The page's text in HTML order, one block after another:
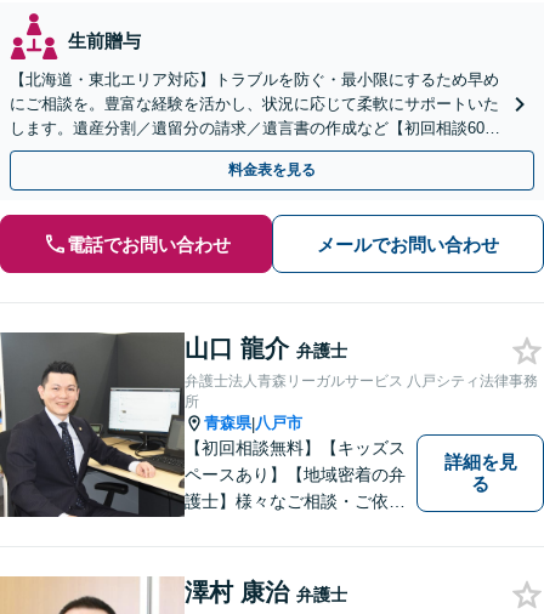
生前贈与
【北海道・東北エリア対応】トラブルを防ぐ・最小限にするため早め
にご相談を。豊富な経験を活かし、状況に応じて柔軟にサポートいた
します。遺産分割／遺留分の請求／遺言書の作成など【初回相談60分
無料】【オンライン相談可能】
料金表を見る
電話でお問い合わせ メールでお問い合わせ
山口 龍介 弁護士
弁護士法人青森リーガルサービス 八戸シティ法律事務
所
青森県|八戸市
【初回相談無料】【キッズス
ペースあり】【地域密着の弁
護士】様々なご相談・ご依頼
相談ください。
詳細を見
る
澤村 康治 弁護士